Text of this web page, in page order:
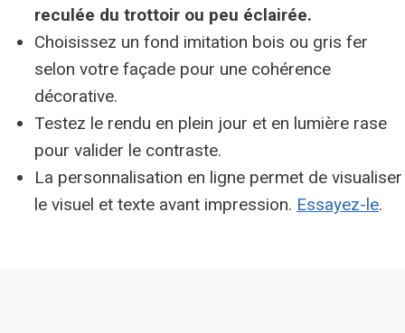
reculée du trottoir ou peu éclairée.
Choisissez un fond imitation bois ou gris fer
selon votre façade pour une cohérence
décorative.
Testez le rendu en plein jour et en lumière rase
pour valider le contraste.
La personnalisation en ligne permet de visualiser
le visuel et texte avant impression. Essayez-le.